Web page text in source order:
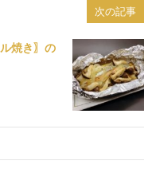
次の記事
焼き〗の